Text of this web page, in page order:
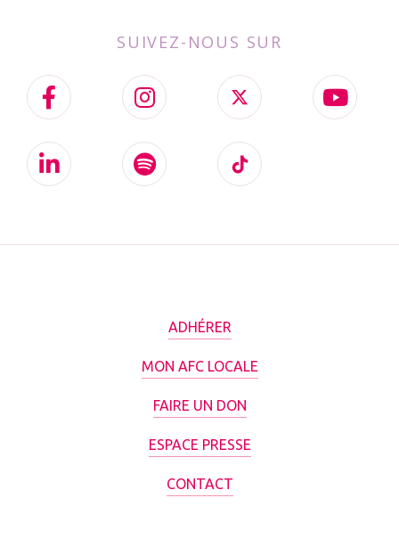
SUIVEZ-NOUS SUR
ADHÉRER
MON AFC LOCALE
FAIRE UN DON
ESPACE PRESSE
CONTACT